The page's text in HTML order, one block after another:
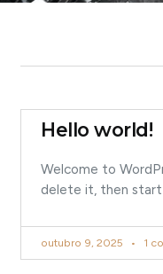
Hello world!
Welcome to
delete it, then
outubro 9, 2025 1